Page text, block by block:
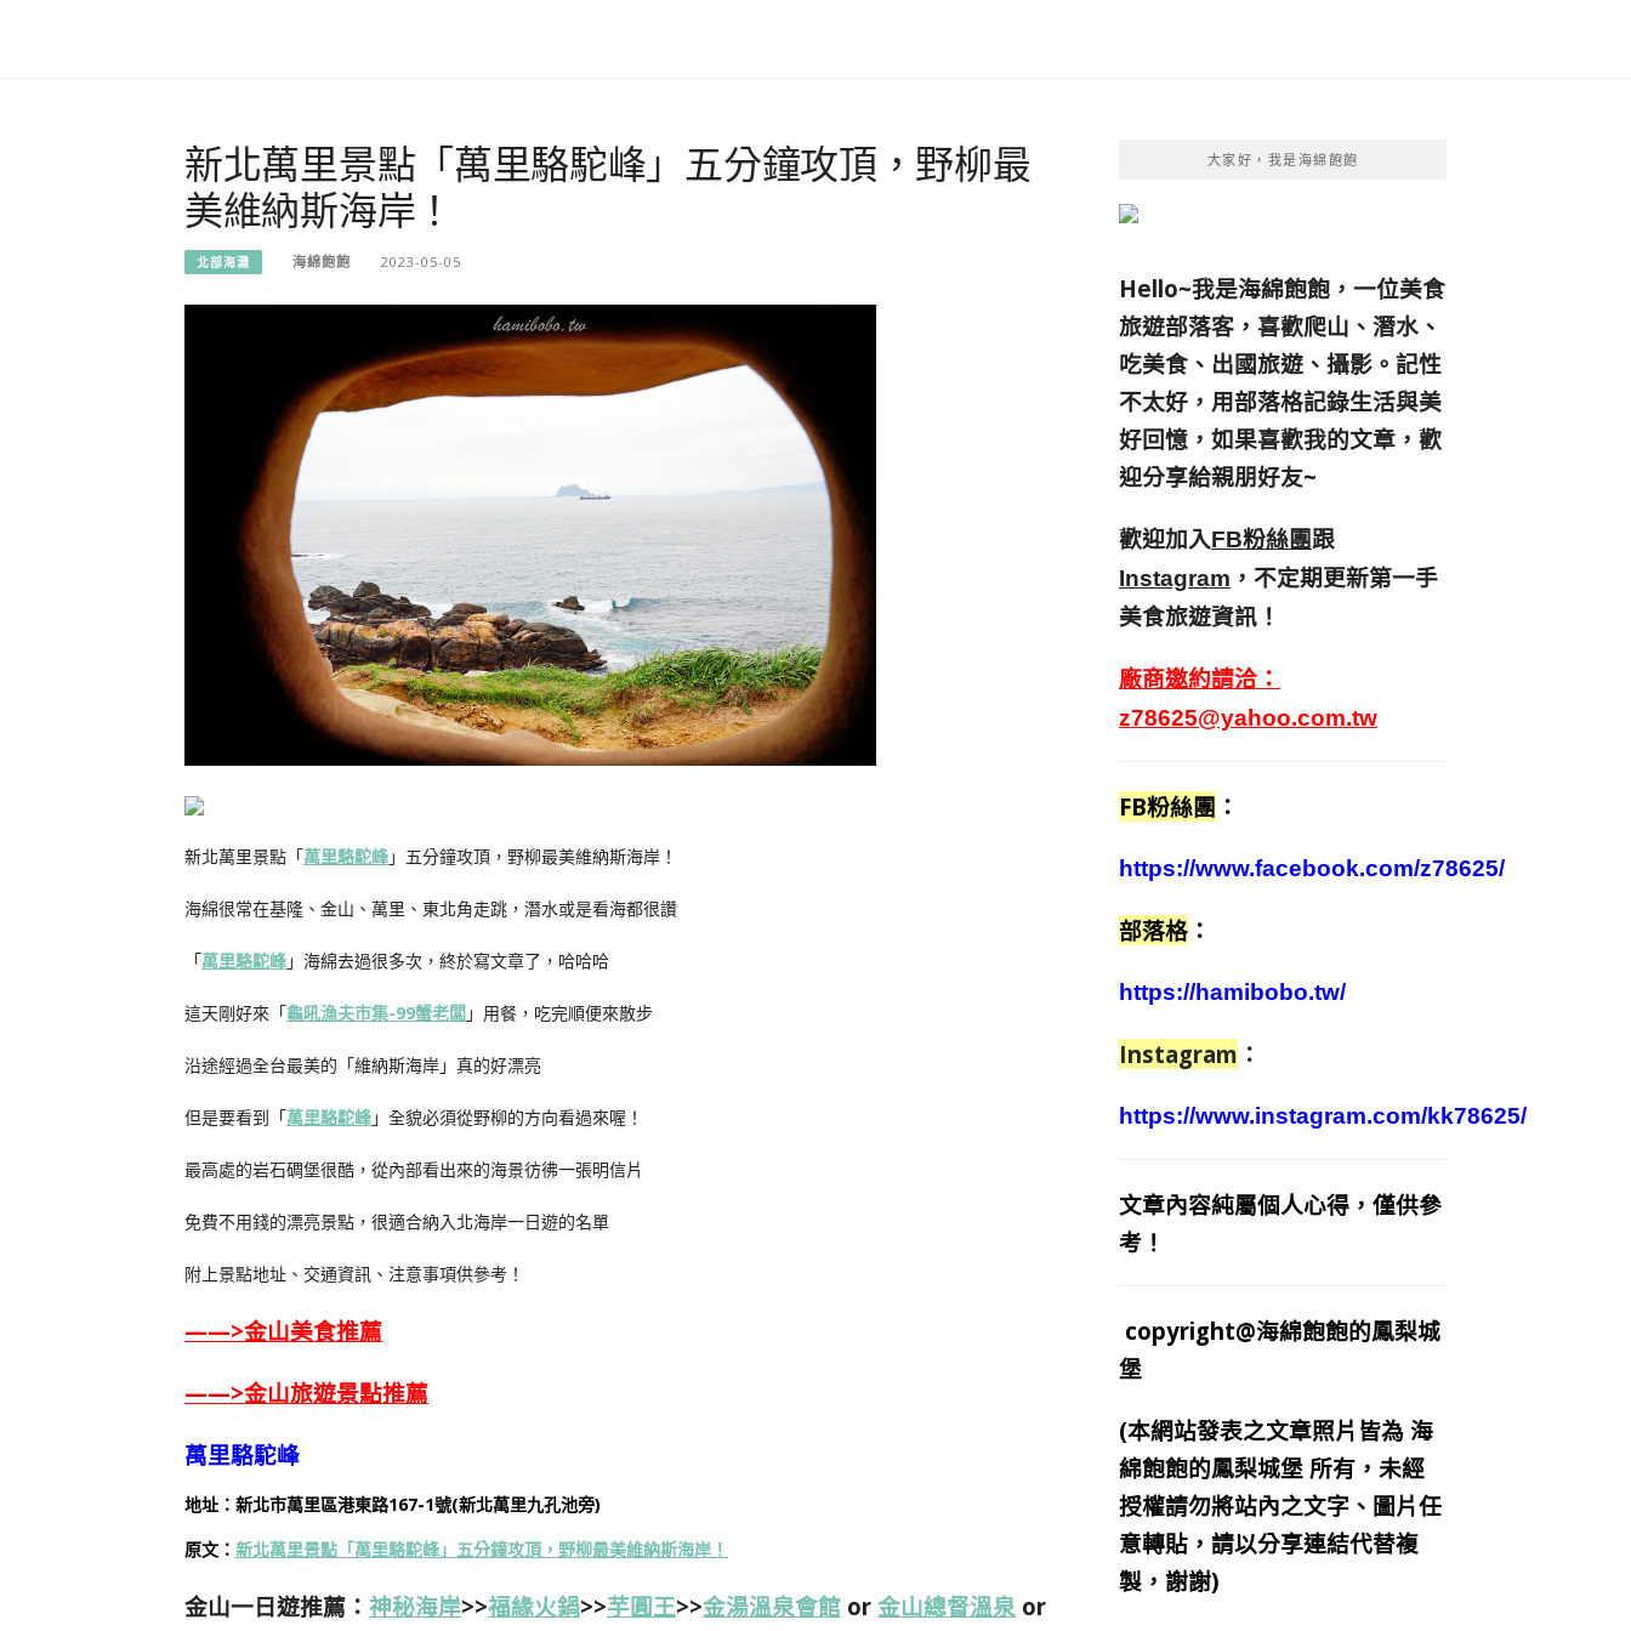
新北萬里景點「萬里駱駝峰」五分鐘攻頂，野柳最
美維納斯海岸！
北部海灘 海綿飽飽 2023-05-05
新北萬里景點「萬里駱駝峰」五分鐘攻頂，野柳最美維納斯海岸！
海綿很常在基隆、金山、萬里、東北角走跳，潛水或是看海都很讚
「萬里駱駝峰」海綿去過很多次，終於寫文章了，哈哈哈
這天剛好來「龜吼漁夫市集-99蟹老闆 」用餐，吃完順便來散步
沿途經過全台最美的「維納斯海岸」真的好漂亮
但是要看到「萬里駱駝峰」全貌必須從野柳的方向看過來喔！
最高處的岩石碉堡很酷，從內部看出來的海景彷彿一張明信片
免費不用錢的漂亮景點，很適合納入北海岸一日遊的名單
附上景點地址、交通資訊、注意事項供參考！
——>金山美食推薦
——>金山旅遊景點推薦
萬里駱駝峰
地址：新北市萬里區港東路167-1號(新北萬里九孔池旁)
原文： 新北萬里景點「萬里駱駝峰」五分鐘攻頂，野柳最美維納斯海岸！
金山一日遊推薦： 神秘海岸>>福緣火鍋>>芋圓王>>金湯溫泉會館 or 金山總督溫泉 or
大家好，我是海綿飽飽
Hello~我是海綿飽飽，一位美食
旅遊部落客， 喜歡爬山、潛水、
吃美食、出國旅遊、攝影。 記性
不太好，用部落格記錄生活與美
好回憶， 如果喜歡我的文章，歡
迎分享給親朋好友~
歡迎加入FB粉絲團跟
Instagram ，不定期更新第一手
美食旅遊資訊！
廠商邀約請洽：
z78625@yahoo.com.tw
FB粉絲團 ：
https://www.facebook.com/z78625/
部落格 ：
https://hamibobo.tw/
Instagram ：
https://www.instagram.com/kk78625/
文章內容純屬個人心得，僅供參
考！
copyright@海綿飽飽的鳳梨城
堡
(本網站發表之文章照片皆為 海
綿飽飽的鳳梨城堡 所有，未經
授權請勿將站內之文字、圖片任
意轉貼，請以分享連結代替複
製，謝謝)